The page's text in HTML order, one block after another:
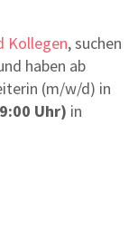
Kollegen, suchen
haben ab
(m/w/d) in
Uhr) in